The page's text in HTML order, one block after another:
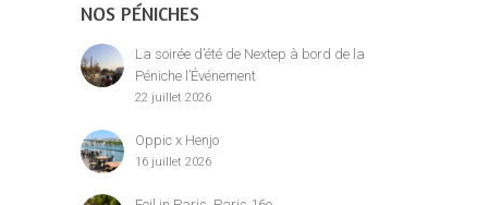
NOS PÉNICHES
La soirée d’été de Nextep à bord de la
Péniche l’Événement
22 juillet 2026
Oppic x Henjo
16 juillet 2026